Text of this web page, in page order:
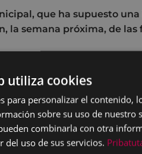
que ha supuesto
la semana próxima, de
del barrio rural
una actuación del
y que ha hecho
al paso de los años se
ha incluido la
y cuatro papeleras, todo
utiliza cookies
para personalizar el contenido,
sobre su uso de nuestro
combinarla con otra
del uso de sus servicios.